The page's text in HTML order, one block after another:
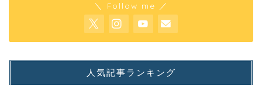
＼ Follow me ／
人気記事ランキング